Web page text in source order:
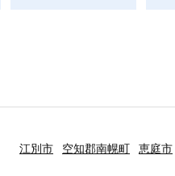
江別市 空知郡南幌町 恵庭市